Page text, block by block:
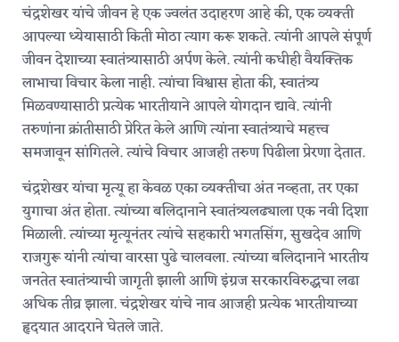
चंद्रशेखर यांचे जीवन हे एक ज्वलंत उदाहरण आहे की, एक व्यक्ती
आपल्या ध्येयासाठी किती मोठा त्याग करू शकते. त्यांनी आपले संपूर्ण
जीवन देशाच्या स्वातंत्र्यासाठी अर्पण केले. त्यांनी कधीही वैयक्तिक
लाभाचा विचार केला नाही. त्यांचा विश्वास होता की, स्वातंत्र्य
मिळवण्यासाठी प्रत्येक भारतीयाने आपले योगदान द्यावे. त्यांनी
तरुणांना क्रांतीसाठी प्रेरित केले आणि त्यांना स्वातंत्र्याचे महत्त्व
समजावून सांगितले. त्यांचे विचार आजही तरुण पिढीला प्रेरणा देतात.
चंद्रशेखर यांचा मृत्यू हा केवळ एका व्यक्तीचा अंत नव्हता, तर एका
युगाचा अंत होता. त्यांच्या बलिदानाने स्वातंत्र्यलढ्याला एक नवी दिशा
मिळाली. त्यांच्या मृत्यूनंतर त्यांचे सहकारी भगतसिंग, सुखदेव आणि
राजगुरू यांनी त्यांचा वारसा पुढे चालवला. त्यांच्या बलिदानाने भारतीय
जनतेत स्वातंत्र्याची जागृती झाली आणि इंग्रज सरकारविरुद्धचा लढा
अधिक तीव्र झाला. चंद्रशेखर यांचे नाव आजही प्रत्येक भारतीयाच्या
हृदयात आदराने घेतले जाते.